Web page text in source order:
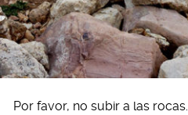
Por favor, no subir a las rocas.